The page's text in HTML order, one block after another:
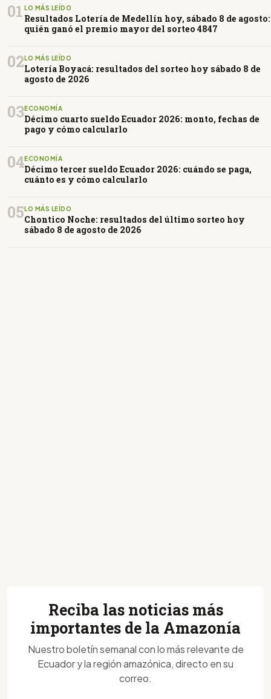
01 LO MÁS LEÍDO
Resultados Lotería de Medellín hoy, sábado 8 de agosto:
quién ganó el premio mayor del sorteo 4847
02 LO MÁS LEÍDO
Lotería Boyacá: resultados del sorteo hoy sábado 8 de
agosto de 2026
03ECONOMÍA
Décimo cuarto sueldo Ecuador 2026: monto, fechas de
pago y cómo calcularlo
04ECONOMÍA
Décimo tercer sueldo Ecuador 2026: cuándo se paga,
cuánto es y cómo calcularlo
05 LO MÁS LEÍDO
Chontico Noche: resultados del último sorteo hoy
sábado 8 de agosto de 2026
Reciba las noticias más
importantes de la Amazonía
Nuestro boletín semanal con lo más relevante de
Ecuador y la región amazónica, directo en su
correo.